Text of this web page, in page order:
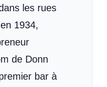
les rues
1934,
de Donn
bar à